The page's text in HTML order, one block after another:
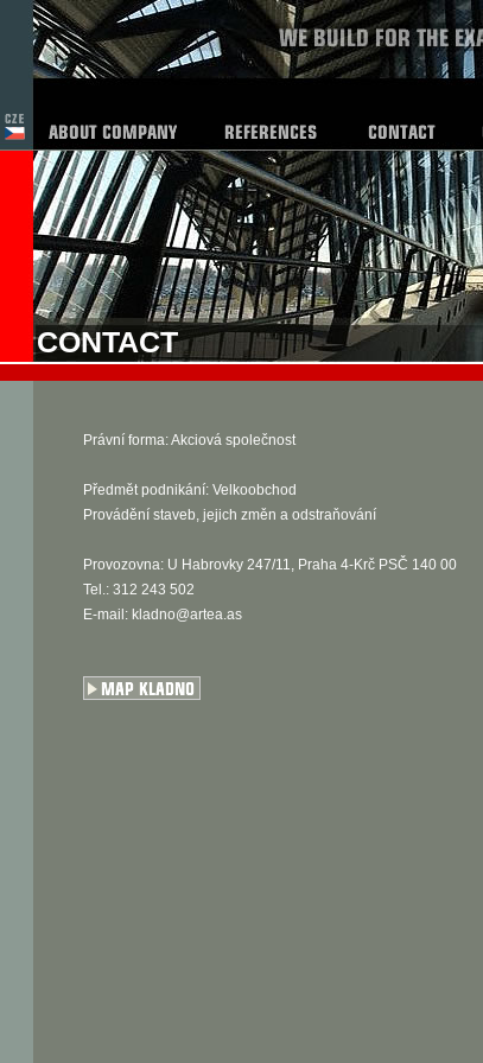
CONTACT
Právní forma: Akciová společnost
Předmět podnikání: Velkoobchod
Provádění staveb, jejich změn a odstraňování
Provozovna: U Habrovky 247/11, Praha 4-Krč PSČ 140 00
Tel.: 312 243 502
E-mail: kladno@artea.as